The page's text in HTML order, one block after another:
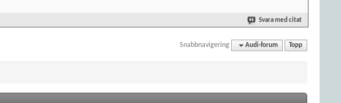
Svara med citat
Snabbnavigering Audi-forum Topp